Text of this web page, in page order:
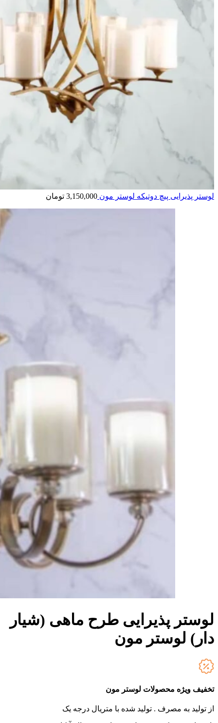
لوستر پذیرایی پیچ دوتیکه لوستر مون 3,150,000 تومان
لوستر پذیرایی طرح ماهی (شیار
دار) لوستر مون
تخفیف ویژه محصولات لوستر مون
از تولید به مصرف . تولید شده با متریال درجه یک